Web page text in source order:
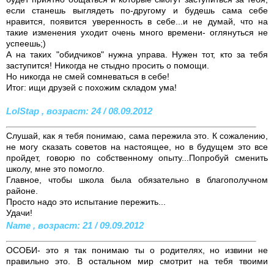
если станешь выглядеть по-другому и будешь сама себе
нравится, появится уверенность в себе...и не думай, что на
такие изменения уходит очень много времени- оглянуться не
успеешь;)
А на таких "обидчиков" нужна управа. Нужен тот, кто за тебя
заступится! Никогда не стыдно просить о помощи.
Но никогда не смей сомневаться в себе!
Итог: ищи друзей с похожим складом ума!
LolStap , возраст: 24 / 08.09.2012
Слушай, как я тебя понимаю, сама пережила это. К сожалению,
не могу сказать советов на настоящее, но в будущем это все
пройдет, говорю по собственному опыту...Попробуй сменить
школу, мне это помогло.
Главное, чтобы школа была обязательно в благополучном
районе.
Просто надо это испытание пережить...
Удачи!
Name , возраст: 21 / 09.09.2012
ОСОБИ- это я так понимаю ты о родителях, но извини не
правильно это. В остальном мир смотрит на тебя твоими